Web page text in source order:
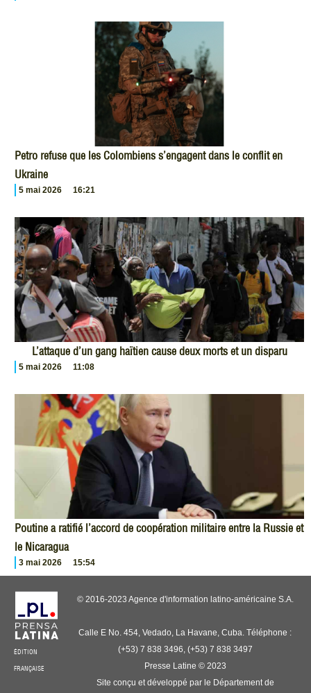
Petro refuse que les Colombiens s’engagent dans le conflit en
Ukraine
5 mai 2026 16:21
L’attaque d’un gang haïtien cause deux morts et un disparu
5 mai 2026 11:08
Poutine a ratifié l’accord de coopération militaire entre la Russie et
le Nicaragua
3 mai 2026 15:54
ÉDITION
FRANÇAISE
© 2016-2023 Agence d'information latino-américaine S.A.
Calle E No. 454, Vedado, La Havane, Cuba. Téléphone :
(+53) 7 838 3496, (+53) 7 838 3497
Presse Latine © 2023
Site conçu et développé par le Département de